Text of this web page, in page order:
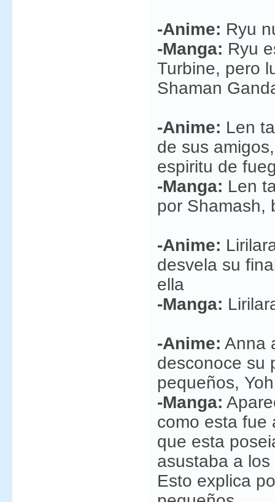
-Anime: Ryu
-Manga: Ryu
Turbine, pero
Shaman
-Anime: Len
de sus
espiritu de
-Manga: Len
por Shamash,
-Anime:
desvela su
ella
-Manga:
-Anime: Anna
desconoce su
pequeños,
-Manga:
como esta fue
que esta
asustaba a
Esto explica